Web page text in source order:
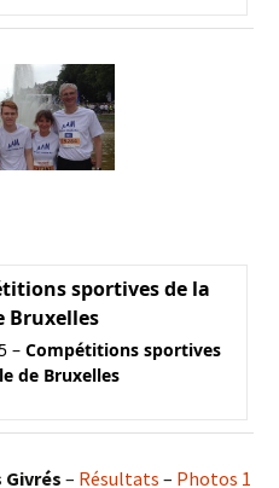
sportives de la
Bruxelles
– Compétitions sportives
de Bruxelles
Givrés– Résultats – Photos 1